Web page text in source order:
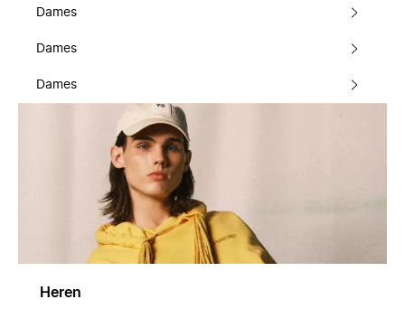
Dames
Dames
Dames
Heren